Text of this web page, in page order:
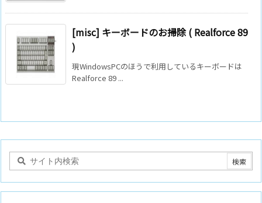
[misc] キーボードのお掃除 ( Realforce 89
)
現WindowsPCのほうで利用しているキーボードは
Realforce 89 ...